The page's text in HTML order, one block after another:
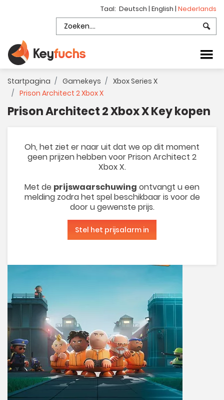
Taal: Deutsch | English | Nederlands
Startpagina Gamekeys
Xbox Series X
Prison Architect 2 Xbox X
Prison Architect 2 Xbox X Key kopen
Oh, het ziet er naar uit dat we op dit moment
geen prijzen hebben voor Prison Architect 2
Xbox X.
Met de prijswaarschuwing ontvangt u een
melding zodra het spel beschikbaar is voor de
door u gewenste prijs.
Stel het prijsalarm in